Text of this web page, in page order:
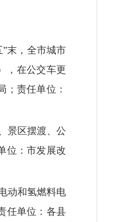
末，全市城市
，在公交车更
；责任单位：
景区摆渡、公
位：市发展改
动和氢燃料电
任单位：各县